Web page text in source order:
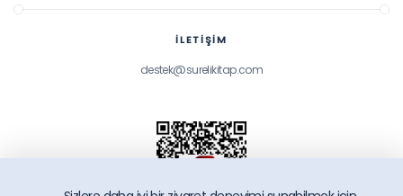
İLETİŞİM
destek@surelikitap.com